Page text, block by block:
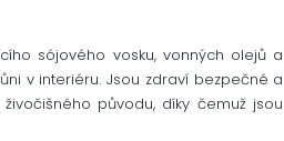
sójového vosku, vonných olejů a
v interiéru. Jsou zdraví bezpečné a
původu, díky čemuž jsou